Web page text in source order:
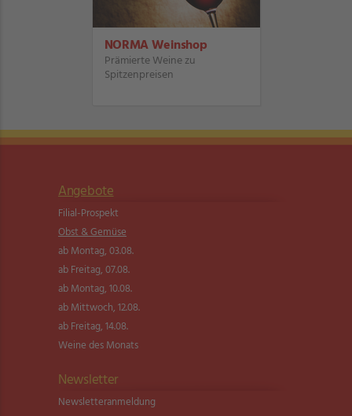
NORMA Weinshop
Prämierte Weine zu
Spitzenpreisen
Angebote
Filial-Prospekt
Obst & Gemüse
ab Montag, 03.08.
ab Freitag, 07.08.
ab Montag, 10.08.
ab Mittwoch, 12.08.
ab Freitag, 14.08.
Weine des Monats
Newsletter
Newsletter­anmeldung